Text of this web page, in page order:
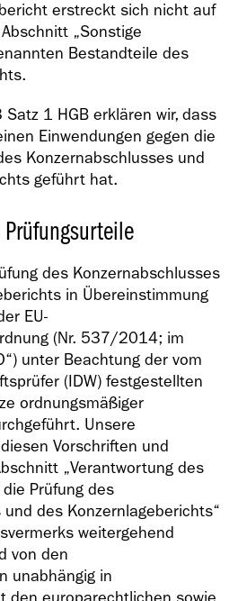
erstreckt sich nicht auf
„Sonstige
Bestandteile des
1 HGB erklären wir, dass
Einwendungen gegen die
Konzernabschlusses und
geführt hat.
des Konzernabschlusses
in Übereinstimmung
EU-
(Nr. 537/2014; im
unter Beachtung der vom
(IDW) festgestellten
ordnungsmäßiger
Unsere
Vorschriften und
„Verantwortung des
Prüfung des
des Konzernlageberichts“
weitergehend
von den
unabhängig in